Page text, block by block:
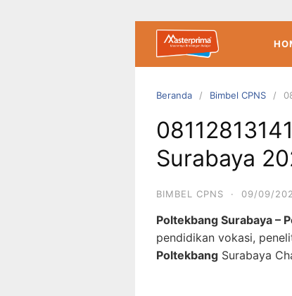
Beranda Bimbel CPNS
Surabaya
BIMBEL CPNS · 09/09/
Poltekbang Surabaya –
pendidikan vokasi,
Poltekbang Surabaya